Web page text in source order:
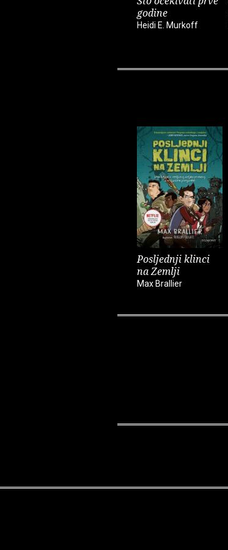
godine
Heidi E. Murkoff
Posljednji klinci
na Zemlji
Max Brallier